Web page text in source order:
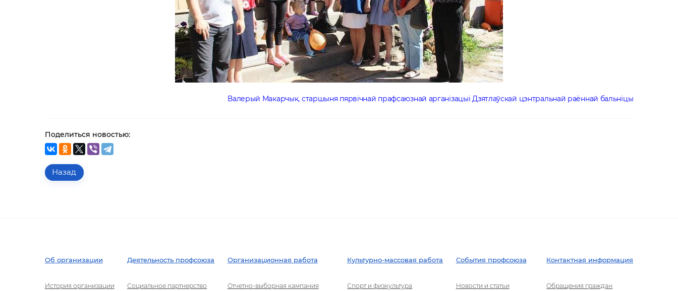
Валерый Макарчык, старшыня пярвічнай прафсаюзнай арганізацыі Дзятлаўскай цэнтральнай раённай бальніцы
Поделиться новостью:
Назад
Об организации
История организации
Деятельность профсоюза
Социальное партнерство
Организационная работа
Отчетно-выборная кампания
Культурно-массовая работа
Спорт и физкультура
События профсоюза
Новости и статьи
Контактная информация
Обращения граждан